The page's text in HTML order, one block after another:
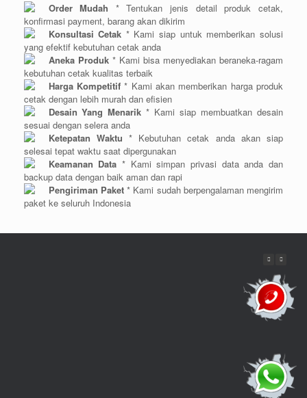
Order Mudah * Tentukan jenis detail produk cetak,
konfirmasi payment, barang akan dikirim
Konsultasi Cetak * Kami siap untuk memberikan solusi
yang efektif kebutuhan cetak anda
Aneka Produk * Kami bisa menyediakan beraneka-ragam
kebutuhan cetak kualitas terbaik
Harga Kompetitif* Kami akan memberikan harga produk
cetak dengan lebih murah dan efisien
Desain Yang Menarik * Kami siap membuatkan desain
sesuai dengan selera anda
Ketepatan Waktu * Kebutuhan cetak anda akan siap
selesai tepat waktu saat dipergunakan
Keamanan Data * Kami simpan privasi data anda dan
backup data dengan baik aman dan rapi
Pengiriman Paket* Kami sudah berpengalaman mengirim
paket ke seluruh Indonesia